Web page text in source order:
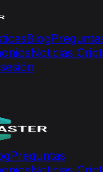
Blog
Noticias
Preguntas